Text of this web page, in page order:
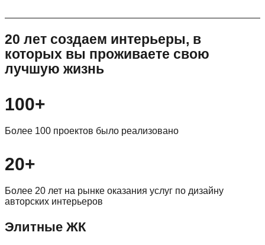
20 лет создаем интерьеры, в
которых вы проживаете свою
лучшую жизнь
100+
Более 100 проектов было реализовано
20+
Более 20 лет на рынке оказания услуг по дизайну
авторских интерьеров
Элитные ЖК